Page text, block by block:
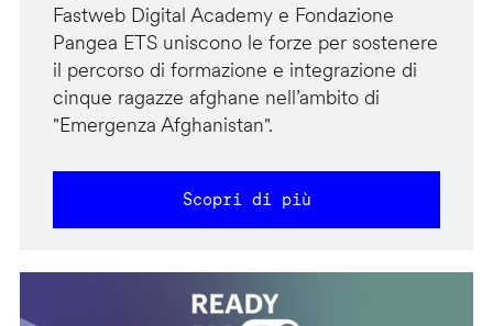
Fastweb Digital Academy e Fondazione
Pangea ETS uniscono le forze per sostenere
il percorso di formazione e integrazione di
cinque ragazze afghane nell’ambito di
"Emergenza Afghanistan".
Scopri di più